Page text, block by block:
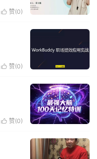
 赞(0)
 赞(0)
 赞(0)